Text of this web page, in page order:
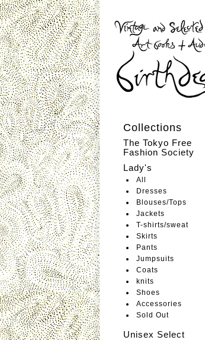
Collections
The Tokyo Free
Fashion Society
Lady's
All
Dresses
Blouses/Tops
Jackets
T-shirts/sweat
Skirts
Pants
Jumpsuits
Coats
knits
Shoes
Accessories
Sold Out
Unisex Select